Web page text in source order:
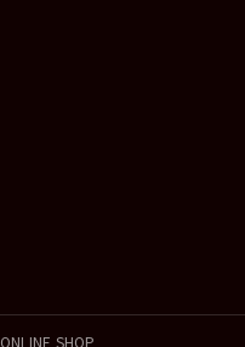
ONLINE SHOP